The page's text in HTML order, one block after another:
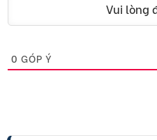
Vui lòng
0 GÓP Ý